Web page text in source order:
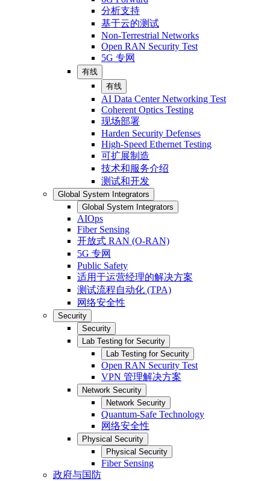
分析支持
基于云的测试
Non-Terrestrial Networks
Open RAN Security Test
5G 专网
有线
有线
AI Data Center Networking Test
Coherent Optics Testing
现场部署
Harden Security Defenses
High-Speed Ethernet Testing
可扩展制造
技术和服务介绍
测试和开发
Global System Integrators
Global System Integrators
AIOps
Fiber Sensing
开放式 RAN (O-RAN)
5G 专网
Public Safety
适用于运营经理的解决方案
测试流程自动化 (TPA)
网络安全性
Security
Security
Lab Testing for Security
Lab Testing for Security
Open RAN Security Test
VPN 管理解决方案
Network Security
Network Security
Quantum-Safe Technology
网络安全性
Physical Security
Physical Security
Fiber Sensing
政府与国防